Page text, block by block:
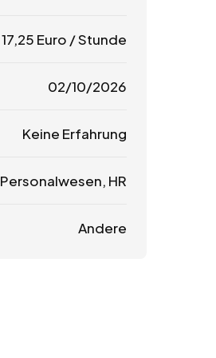
17,25 Euro / Stunde
02/10/2026
Keine Erfahrung
Personalwesen, HR
Andere